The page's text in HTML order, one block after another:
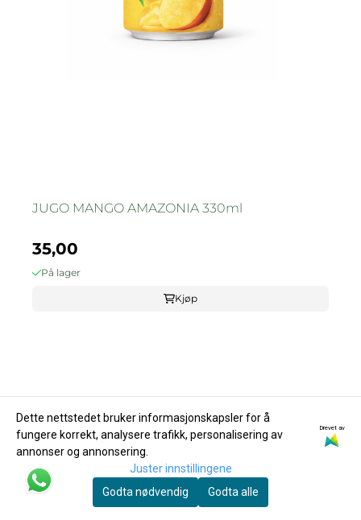
JUGO MANGO AMAZONIA 330ml
35,00
På lager
Kjøp
Dette nettstedet bruker informasjonskapsler for å
fungere korrekt, analysere trafikk, personalisering av
annonser og annonsering.
Drevet av
Juster innstillingene
Godta nødvendig
Godta alle